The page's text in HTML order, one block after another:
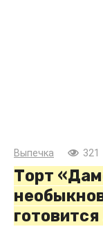
Выпечка 321
Торт
готовится